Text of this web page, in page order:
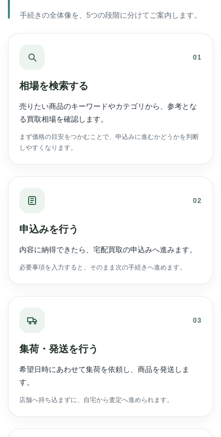
手続きの全体像を、5つの段階に分けてご案内します。
01
相場を検索する
売りたい商品のキーワードやカテゴリから、参考とな
る買取相場を確認します。
まず価格の目安をつかむことで、申込みに進むかどうかを判断
しやすくなります。
02
申込みを行う
内容に納得できたら、宅配買取の申込みへ進みます。
必要事項を入力すると、そのまま次の手続きへ進めます。
03
集荷・発送を行う
希望日時にあわせて集荷を依頼し、商品を発送しま
す。
店舗へ持ち込まずに、自宅から査定へ進められます。